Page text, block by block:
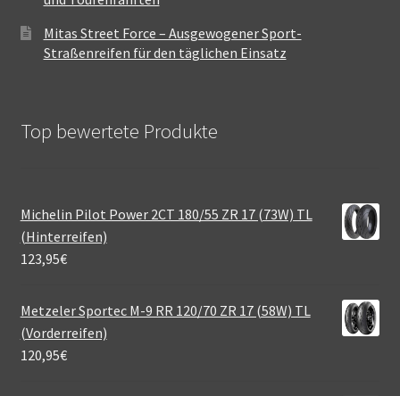
Mitas Street Force – Ausgewogener Sport-
Straßenreifen für den täglichen Einsatz
Top bewertete Produkte
Michelin Pilot Power 2CT 180/55 ZR 17 (73W) TL
(Hinterreifen)
123,95€
Metzeler Sportec M-9 RR 120/70 ZR 17 (58W) TL
(Vorderreifen)
120,95€